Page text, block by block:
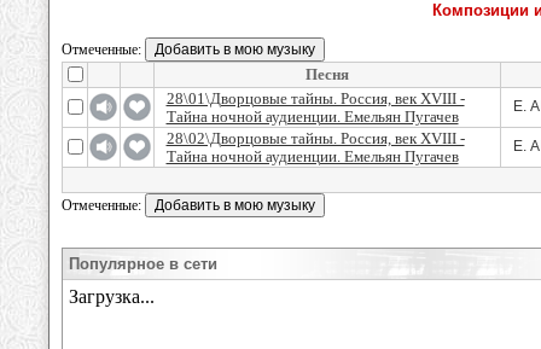
Композиции
Отмеченные:
Песня
28\01\Дворцовые тайны. Россия, век XVIII -
Тайна ночной аудиенции. Емельян Пугачев
Е.
28\02\Дворцовые тайны. Россия, век XVIII -
Тайна ночной аудиенции. Емельян Пугачев
Е.
Отмеченные:
Популярное в сети